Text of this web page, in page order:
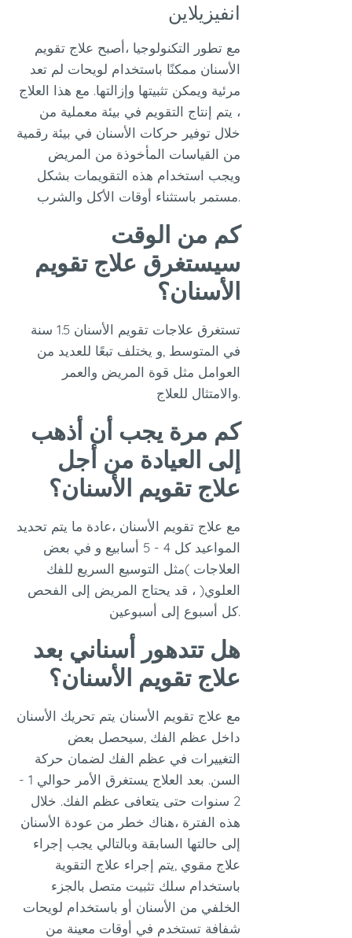
انفيزيلاين
مع تطور التكنولوجيا ،أصبح علاج تقويم
الأسنان ممكنًا باستخدام لويحات لم تعد
مرئية ويمكن تثبيتها وإزالتها. مع هذا العلاج
، يتم إنتاج التقويم في بيئة معملية من
خلال توفير حركات الأسنان في بيئة رقمية
من القياسات المأخوذة من المريض
ويجب استخدام هذه التقويمات بشكل
كم من الوقت
سيستغرق علاج تقويم
الأسنان؟
تستغرق علاجات تقويم الأسنان 1.5 سنة
في المتوسط ,و يختلف تبعًا للعديد من
العوامل مثل قوة المريض والعمر
كم مرة يجب أن أذهب
إلى العيادة من أجل
علاج تقويم الأسنان؟
مع علاج تقويم الأسنان ،عادة ما يتم تحديد
المواعيد كل 4 - 5 أسابيع و في بعض
العلاجات )مثل التوسيع السريع للفك
العلوي( ، قد يحتاج المريض إلى الفحص
هل تتدهور أسناني بعد
علاج تقويم الأسنان؟
مع علاج تقويم الأسنان يتم تحريك الأسنان
داخل عظم الفك ,سيحصل بعض
التغييرات في عظم الفك لضمان حركة
السن. بعد العلاج يستغرق الأمر حوالي 1 -
2 سنوات حتى يتعافى عظم الفك. خلال
هذه الفترة ،هناك خطر من عودة الأسنان
إلى حالتها السابقة وبالتالي يجب إجراء
علاج مقوي ,يتم إجراء علاج التقوية
باستخدام سلك تثبيت متصل بالجزء
الخلفي من الأسنان أو باستخدام لويحات
شفافة تستخدم في أوقات معينة من